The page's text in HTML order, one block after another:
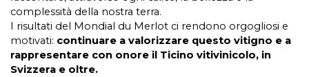
complessità della nostra terra.
I risultati del Mondial du Merlot ci rendono orgogliosi e
motivati: continuare a valorizzare questo vitigno e a
rappresentare con onore il Ticino vitivinicolo, in
Svizzera e oltre.